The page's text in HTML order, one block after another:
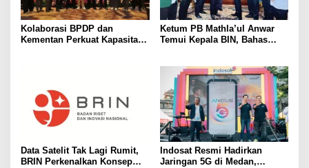
Kolaborasi BPDP dan
Kementan Perkuat Kapasitas
Ketum PB Mathla’ul Anwar
Temui Kepala BIN, Bahas
Data Satelit Tak Lagi Rumit,
BRIN Perkenalkan Konsep
Indosat Resmi Hadirkan
Jaringan 5G di Medan,